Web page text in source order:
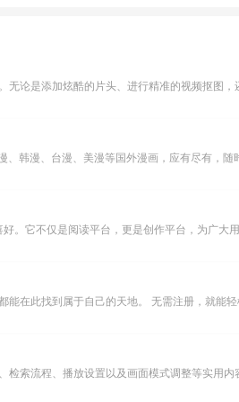
论是添加炫酷的片头、进行精准的视频抠图，
。它不仅是阅读平台，更是创作平台，为广大